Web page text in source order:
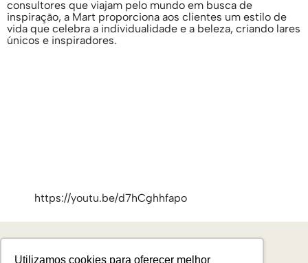
Utilizamos cookies para oferecer melhor
consultores que viajam pelo mundo em busca de
inspiração, a Mart proporciona aos clientes um estilo de
vida que celebra a individualidade e a beleza, criando lares
únicos e inspiradores.
https://youtu.be/d7hCghhfapo